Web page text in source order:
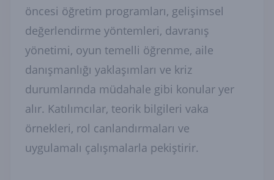
öncesi öğretim programları, gelişimsel
değerlendirme yöntemleri, davranış
yönetimi, oyun temelli öğrenme, aile
danışmanlığı yaklaşımları ve kriz
durumlarında müdahale gibi konular yer
alır. Katılımcılar, teorik bilgileri vaka
örnekleri, rol canlandırmaları ve
uygulamalı çalışmalarla pekiştirir.